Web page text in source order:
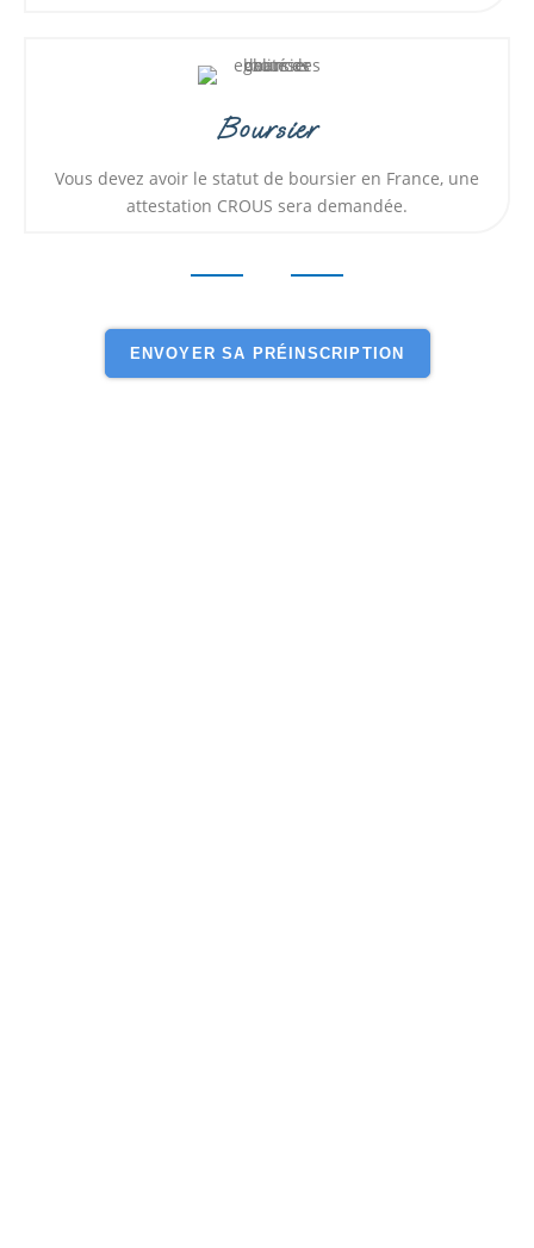
Boursier
Vous devez avoir le statut de boursier en France, une
attestation CROUS sera demandée.
ENVOYER SA PRÉINSCRIPTION